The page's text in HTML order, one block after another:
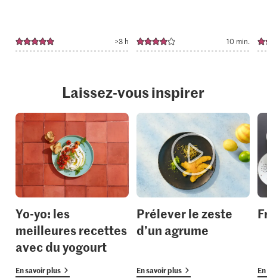
>3 h 10 min.
Laissez-vous inspirer
Yo-yo: les
meilleures recettes
avec du yogourt
En savoir plus
Prélever le zeste
d’un agrume
En savoir plus